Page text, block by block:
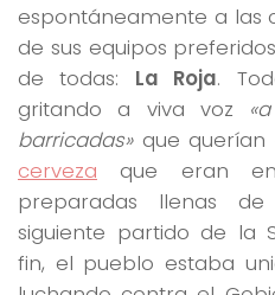
espontáneamente a las
de sus equipos
de todas: La Roja.
gritando a viva voz
barricadas»que querían
cerveza que eran
preparadas llenas
siguiente partido de la
fin, el pueblo estaba